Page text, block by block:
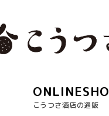
こうつさ酒店の通販